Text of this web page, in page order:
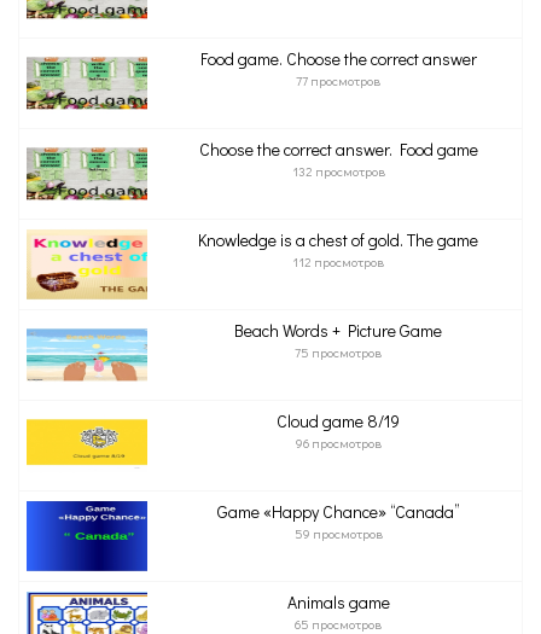
Food game. Choose the correct answer
77 просмотров
Choose the correct answer. Food game
132 просмотров
Knowledge is a chest of gold. The game
112 просмотров
Beach Words + Picture Game
75 просмотров
Cloud game 8/19
96 просмотров
Game «Happy Chance» “Canada”
59 просмотров
Animals game
65 просмотров